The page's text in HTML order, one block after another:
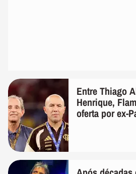
Entre Thiago
Henrique,
oferta por ex-